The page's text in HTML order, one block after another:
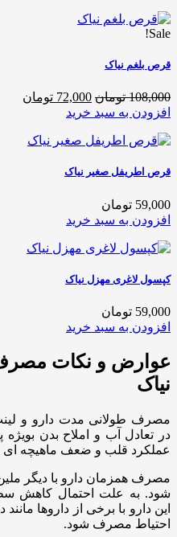
Sale!
قرص بلغم نیاک
108,000 تومان
72,000 تومان
افزودن به سبد خرید
قرص اطریفل صغیر نیاک
59,000 تومان
افزودن به سبد خرید
کپسول لاغری مهزل نیاک
59,000 تومان
افزودن به سبد خرید
عوارض و نکات
نیاک
مصرف طولانی مدت دارو و
در تعادل آب و املاح بدن بویژه
عملکرد قلب و ضعف ماهیچه
مصرف همزمان دارو با دیگر
شود. به علت احتمال کاهش
این دارو با برخی از داروها
احتیاط مصرف شود.